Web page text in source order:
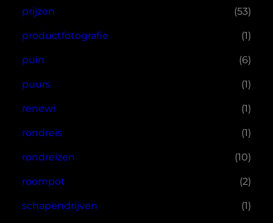
prijzen (53)
productfotografie (1)
puin (6)
puurs (1)
renewi (1)
rondreis (1)
rondreizen (10)
roompot (2)
schapendrijven (1)